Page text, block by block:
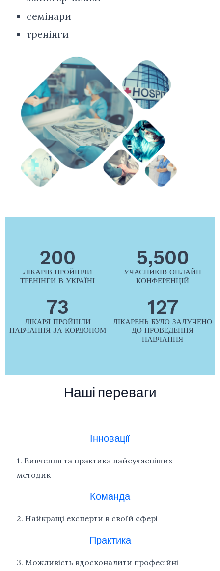
семінари
тренінги
200
ЛІКАРІВ ПРОЙШЛИ
ТРЕНІНГИ В УКРАЇНІ
5,500
УЧАСНИКІВ ОНЛАЙН
КОНФЕРЕНЦІЙ
73
ЛІКАРЯ ПРОЙШЛИ
НАВЧАННЯ ЗА КОРДОНОМ
127
ЛІКАРЕНЬ БУЛО ЗАЛУЧЕНО
ДО ПРОВЕДЕННЯ
НАВЧАННЯ
Наші переваги
Інновації
1. Вивчення та практика найсучасніших
методик
Команда
2. Найкращі експерти в своїй сфері
Практика
3. Можливість вдосконалити професійні